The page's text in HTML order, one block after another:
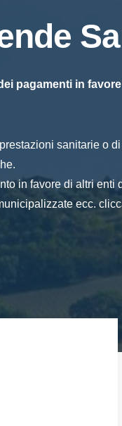
pagamenti in
sanitarie o
in favore di altri enti
ecc.